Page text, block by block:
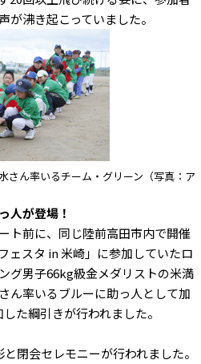
沸き起こっていました。
さん率いるチーム・グリーン（写真：ア
人が登場！
ト前に、同じ陸前高田市内で開催
ェスタ in 米崎」に参加していたロ
グ男子66kg級金メダリストの米満
ん率いるブルーに助っ人として加
た綱引きが行われました。
閉会セレモニーが行われました。